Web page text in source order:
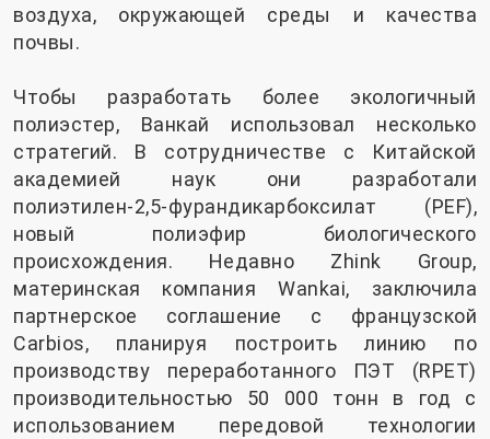
воздуха, окружающей среды и качества
почвы.
Чтобы разработать более экологичный
полиэстер, Ванкай использовал несколько
стратегий. В сотрудничестве с Китайской
академией наук они разработали
полиэтилен-2,5-фурандикарбоксилат (PEF),
новый полиэфир биологического
происхождения. Недавно Zhink Group,
материнская компания Wankai, заключила
партнерское соглашение с французской
Carbios, планируя построить линию по
производству переработанного ПЭТ (RPET)
производительностью 50 000 тонн в год с
использованием передовой технологии